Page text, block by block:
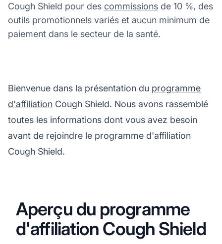
Cough Shield pour des commissions de 10 %, des
outils promotionnels variés et aucun minimum de
paiement dans le secteur de la santé.
Bienvenue dans la présentation du programme
d'affiliation Cough Shield. Nous avons rassemblé
toutes les informations dont vous avez besoin
avant de rejoindre le programme d'affiliation
Cough Shield.
Aperçu du programme
d'affiliation Cough Shield